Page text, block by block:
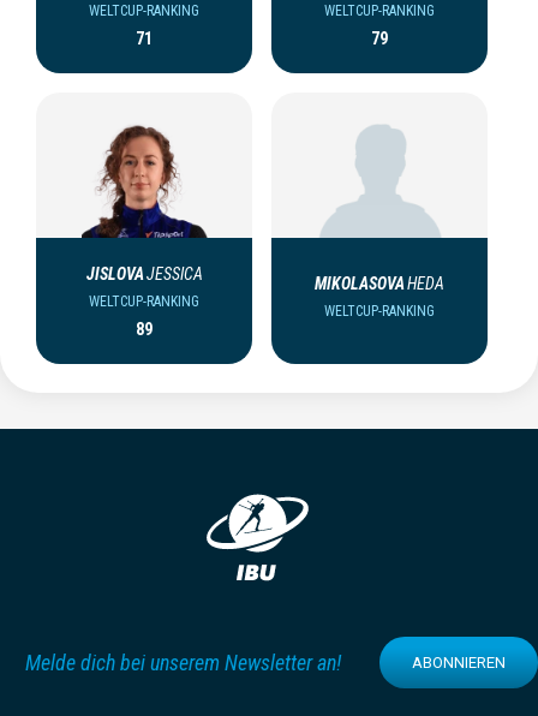
WELTCUP-RANKING
71
WELTCUP-RANKING
79
JISLOVAJESSICA
WELTCUP-RANKING
89
MIKOLASOVAHEDA
WELTCUP-RANKING
Melde dich bei unserem Newsletter an! ABONNIEREN